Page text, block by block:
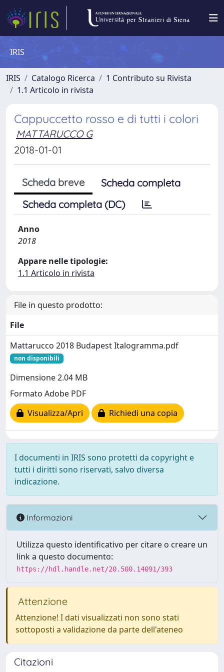
IRIS
IRIS Catalogo Ricerca
1 Contributo su Rivista
1.1 Articolo in rivista
Cappuccetto rosso e di tutti i colori
MATTARUCCO G
2018-01-01
Scheda breve
Scheda completa
Scheda completa (DC)
Anno
2018
Appare nelle tipologie:
1.1 Articolo in rivista
File in questo prodotto:
File
Mattarucco 2018 Budapest Italogramma.pdf
non disponibili
Dimensione 2.04 MB
Formato Adobe PDF
Visualizza/Apri
Richiedi una copia
I documenti in IRIS sono protetti da copyright e
tutti i diritti sono riservati, salvo diversa
indicazione.
Informazioni
Utilizza questo identificativo per citare o creare un
link a questo documento:
https://hdl.handle.net/20.500.14091/393
Attenzione
Attenzione! I dati visualizzati non sono stati
sottoposti a validazione da parte dell'ateneo
Citazioni